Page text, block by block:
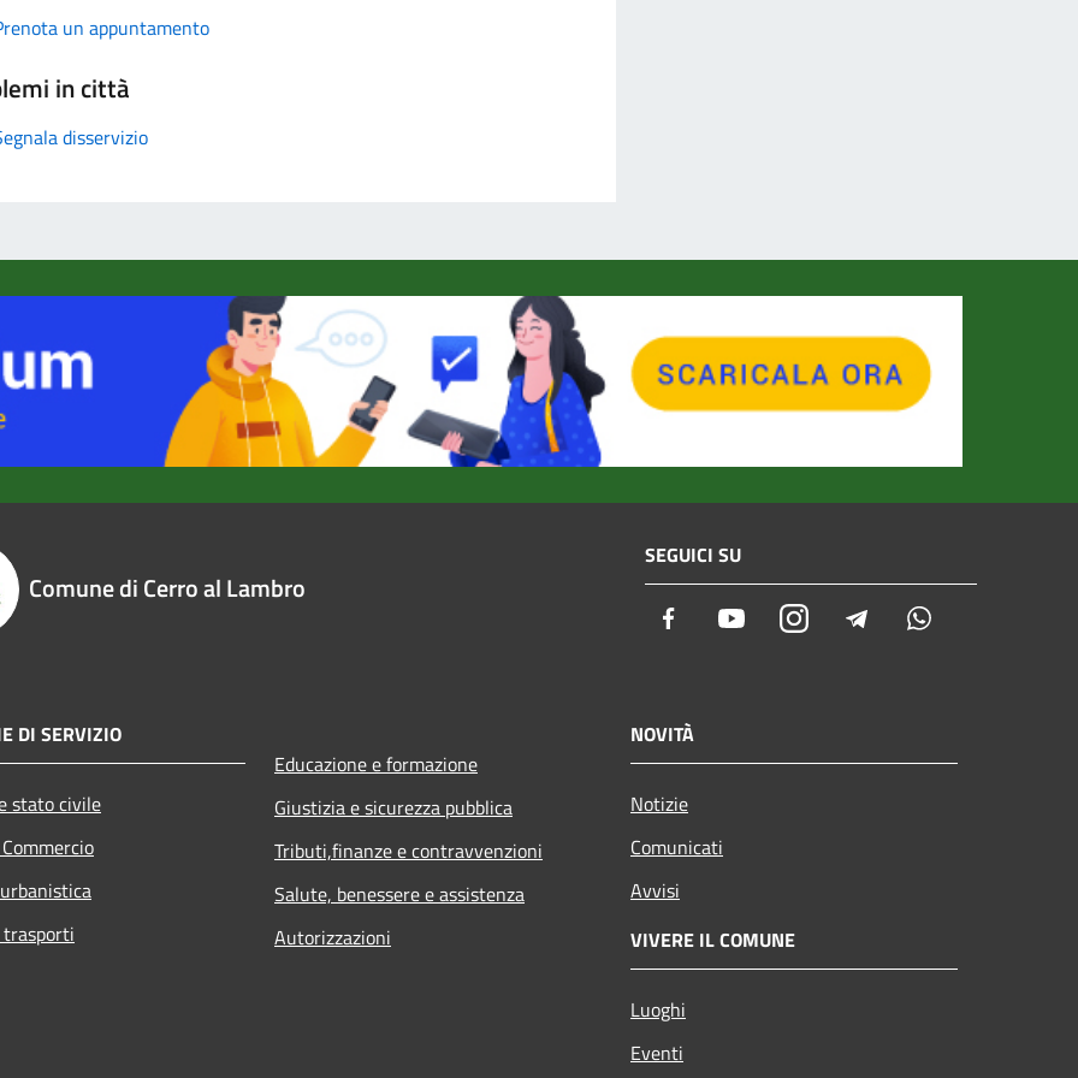
un appuntamento
in città
disservizio
Comune di Cerro al Lambro
SEGUICI SU
Facebook YoutubeInstagramTelegram
DI SERVIZIO
stato civile
Educazione e formazione
Giustizia e sicurezza pubblica
Tributi,finanze e contravvenzioni
Salute, benessere e assistenza
Autorizzazioni
NOVITÀ
Notizie
Comunicati
Avvisi
VIVERE IL COMUNE
Luoghi
Eventi